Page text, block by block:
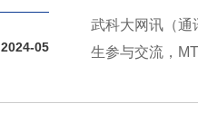
2024-05
武科大网讯（通
生参与交流，